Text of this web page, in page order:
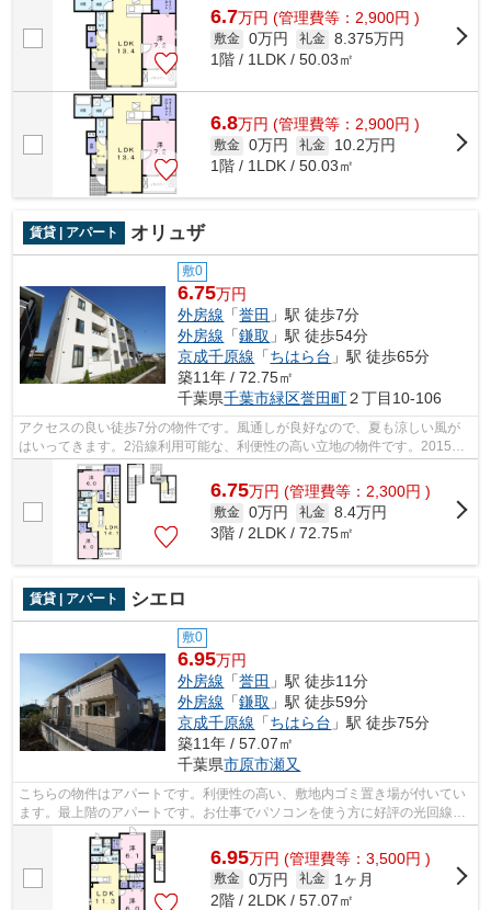
6.7万円 (管理費等：2,900円 )
敷金 0万円 礼金 8.375万円
1階 / 1LDK / 50.03㎡
6.8万円 (管理費等：2,900円 )
敷金 0万円 礼金
10.2万円
1階 / 1LDK / 50.03㎡
賃貸 | アパート オリュザ
敷0
6.75万円
外房線 「誉田 」駅 徒歩7分
外房線 「鎌取 」駅 徒歩54分
京成千原線 「ちはら台 」駅 徒歩65分
築11年 / 72.75㎡
千葉県千葉市緑区誉田町２丁目10-106
アクセスの良い徒歩7分の物件です。風通しが良好なので、夏も涼しい風が
はいってきます。2沿線利用可能な、利便性の高い立地の物件です。2015年
築で多くの方からご好評頂いている物件...
6.75万円 (管理費等：2,300円 )
敷金 0万円 礼金 8.4万円
3階 / 2LDK / 72.75㎡
賃貸 | アパート シエロ
敷0
6.95万円
外房線 「誉田 」駅 徒歩11分
外房線 「鎌取 」駅 徒歩59分
京成千原線 「ちはら台 」駅 徒歩75分
築11年 / 57.07㎡
千葉県市原市瀬又
こちらの物件はアパートです。利便性の高い、敷地内ゴミ置き場が付いてい
ます。最上階のアパートです。お仕事でパソコンを使う方に好評の光回線導
入の物件です。外房線誉田周辺の株式...
6.95万円 (管理費等：3,500円 )
敷金 0万円 礼金
1ヶ月
2階 / 2LDK / 57.07㎡